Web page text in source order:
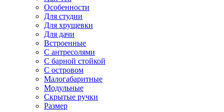
Особенности
Для студии
Для хрущевки
Для дачи
Встроенные
С антресолями
С барной стойкой
С островом
Малогабаритные
Модульные
Скрытые ручки
Размер